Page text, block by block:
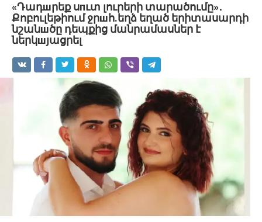
«Դադшրեք սпւտ լուրերի տարածումը»․
Քոբուլեթիում ջրшհ.եղձ եղած երիտասարդի
նշանшծը դեպքից մանրամասներ է
ներկшյացրել